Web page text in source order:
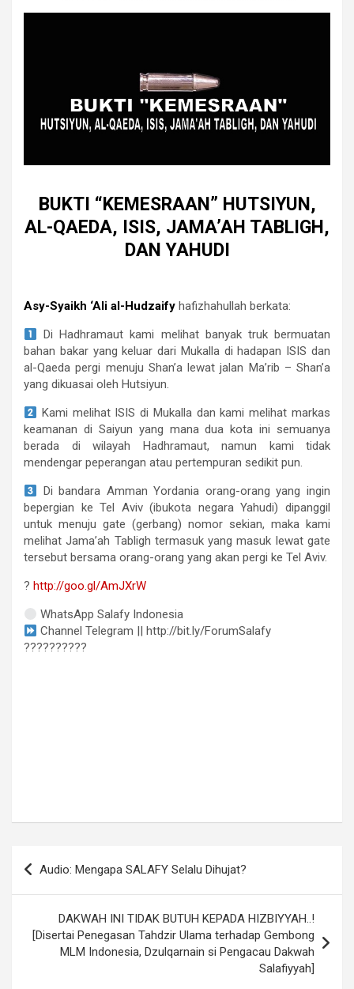
BUKTI “KEMESRAAN” HUTSIYUN,
AL-QAEDA, ISIS, JAMA’AH TABLIGH,
DAN YAHUDI
Asy-Syaikh ‘Ali al-Hudzaify hafizhahullah berkata:
Di Hadhramaut kami melihat banyak truk bermuatan
bahan bakar yang keluar dari Mukalla di hadapan ISIS dan
al-Qaeda pergi menuju Shan’a lewat jalan Ma’rib – Shan’a
yang dikuasai oleh Hutsiyun.
Kami melihat ISIS di Mukalla dan kami melihat markas
keamanan di Saiyun yang mana dua kota ini semuanya
berada di wilayah Hadhramaut, namun kami tidak
mendengar peperangan atau pertempuran sedikit pun.
Di bandara Amman Yordania orang-orang yang ingin
bepergian ke Tel Aviv (ibukota negara Yahudi) dipanggil
untuk menuju gate (gerbang) nomor sekian, maka kami
melihat Jama’ah Tabligh termasuk yang masuk lewat gate
tersebut bersama orang-orang yang akan pergi ke Tel Aviv.
? http://goo.gl/AmJXrW
WhatsApp Salafy Indonesia
Channel Telegram || http://bit.ly/ForumSalafy
??????????
Navigasi
pos
Audio: Mengapa SALAFY Selalu Dihujat?
DAKWAH INI TIDAK BUTUH KEPADA HIZBIYYAH..!
[Disertai Penegasan Tahdzir Ulama terhadap Gembong
MLM Indonesia, Dzulqarnain si Pengacau Dakwah
Salafiyyah]